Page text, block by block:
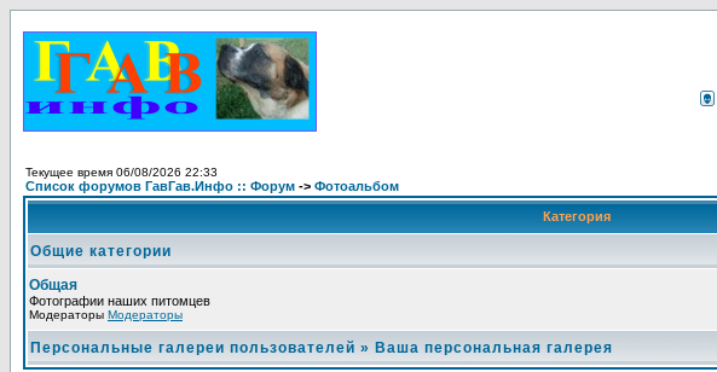
Текущее время 06/08/2026 22:33
Список форумов ГавГав.Инфо :: Форум -> Фотоальбом
Категория
Общие категории
Общая
Фотографии наших питомцев
Модераторы Модераторы
Персональные галереи пользователей » Ваша персональная галерея